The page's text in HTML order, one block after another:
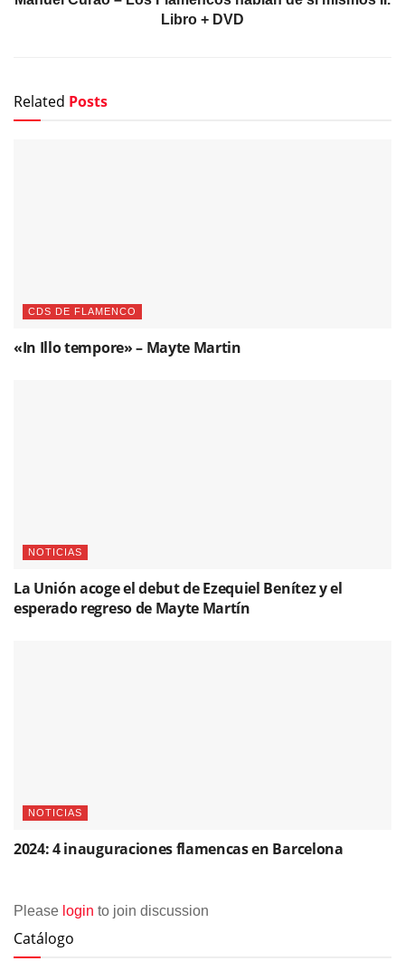
Libro + DVD
Related Posts
CDS DE FLAMENCO
«In Illo tempore» – Mayte Martin
NOTICIAS
La Unión acoge el debut de Ezequiel Benítez y el
esperado regreso de Mayte Martín
NOTICIAS
2024: 4 inauguraciones flamencas en Barcelona
Please login to join discussion
Catálogo